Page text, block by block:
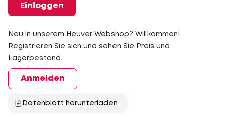
Einloggen
Neu in unserem Heuver Webshop? Willkommen!
Registrieren Sie sich und sehen Sie Preis und
Lagerbestand.
Anmelden
Datenblatt herunterladen